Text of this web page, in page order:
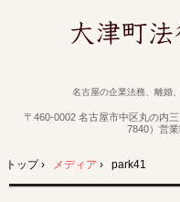
名古屋の企業法務、離婚
〒460-0002 名古屋市中区丸の内
7840）営
トップ› メディア › park41